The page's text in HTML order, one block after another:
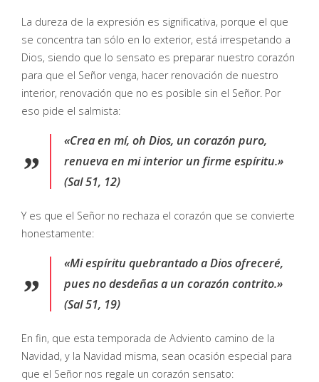
La dureza de la expresión es significativa, porque el que
se concentra tan sólo en lo exterior, está irrespetando a
Dios, siendo que lo sensato es preparar nuestro corazón
para que el Señor venga, hacer renovación de nuestro
interior, renovación que no es posible sin el Señor. Por
eso pide el salmista:
«Crea en mí, oh Dios, un corazón puro,
renueva en mi interior un firme espíritu.»
(Sal 51, 12)
Y es que el Señor no rechaza el corazón que se convierte
honestamente:
«Mi espíritu quebrantado a Dios ofreceré,
pues no desdeñas a un corazón contrito.»
(Sal 51, 19)
En fin, que esta temporada de Adviento camino de la
Navidad, y la Navidad misma, sean ocasión especial para
que el Señor nos regale un corazón sensato: